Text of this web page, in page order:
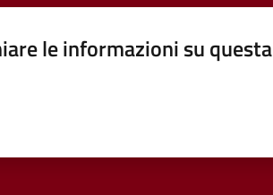
le informazioni su questa